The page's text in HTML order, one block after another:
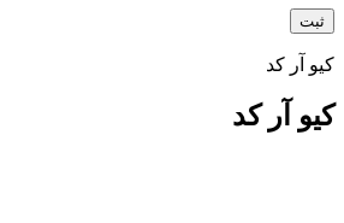
کیو آر کد
کیو آر کد